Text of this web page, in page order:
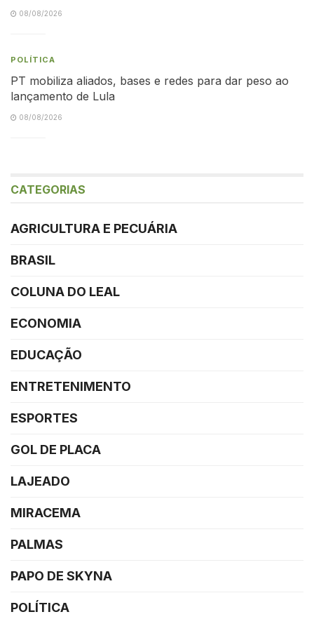
08/08/2026
POLÍTICA
PT mobiliza aliados, bases e redes para dar peso ao
lançamento de Lula
08/08/2026
CATEGORIAS
AGRICULTURA E PECUÁRIA
BRASIL
COLUNA DO LEAL
ECONOMIA
EDUCAÇÃO
ENTRETENIMENTO
ESPORTES
GOL DE PLACA
LAJEADO
MIRACEMA
PALMAS
PAPO DE SKYNA
POLÍTICA